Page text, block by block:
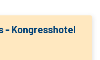
- Kongresshotel